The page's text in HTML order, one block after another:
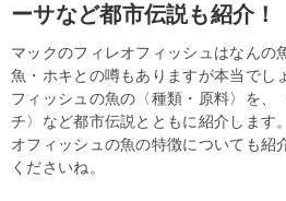
ーサなど都市伝説も紹介！
マックのフィレオフィッシュはなんの
魚・ホキとの噂もありますが本当でし
フィッシュの魚の〈種類・原料〉を、
チ〉など都市伝説とともに紹介します
オフィッシュの魚の特徴についても紹
くださいね。